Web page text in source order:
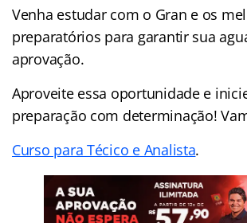
Venha estudar com o Gran e os
preparatórios para garantir sua
aprovação.
Aproveite essa oportunidade e
preparação com determinação!
Curso para Técico e Analista.